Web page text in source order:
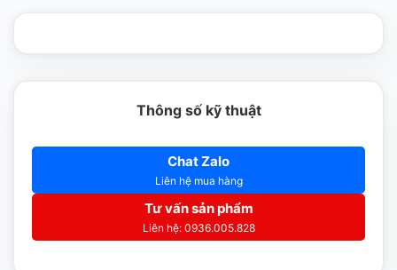
Thông số kỹ thuật
Chat Zalo
Liên hệ mua hàng
Tư vấn sản phẩm
Liên hệ: 0936.005.828